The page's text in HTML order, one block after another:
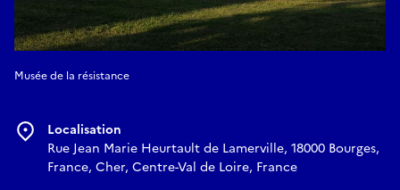
Musée de la résistance
Localisation
Rue Jean Marie Heurtault de Lamerville, 18000 Bourges,
France, Cher, Centre-Val de Loire, France